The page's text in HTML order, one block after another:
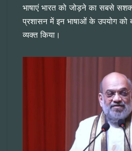
भाषाएं भारत को जोड़ने का सबसे
प्रशासन में इन भाषाओं के उपयोग को
व्यक्त किया।